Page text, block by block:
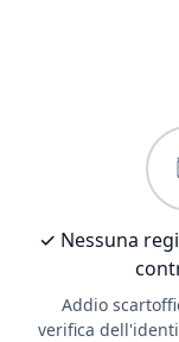
✓ Nessuna
Addio
verifica